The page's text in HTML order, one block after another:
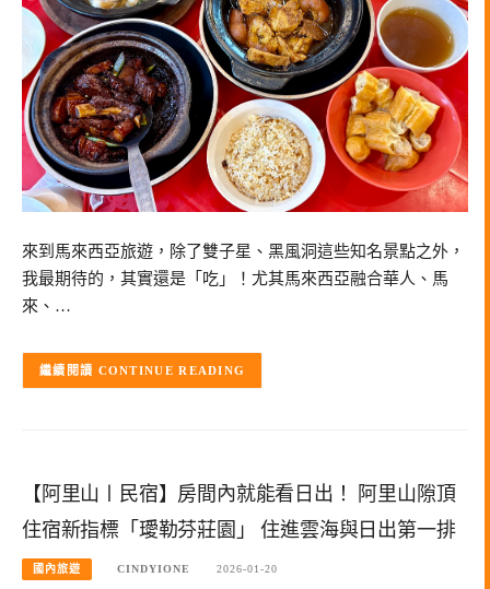
來到馬來西亞旅遊，除了雙子星、黑風洞這些知名景點之外，
我最期待的，其實還是「吃」！尤其馬來西亞融合華人、馬
來、…
CONTINUE READING
【阿里山〡民宿】房間內就能看日出！ 阿里山隙頂
住宿新指標「璦勒芬莊園」 住進雲海與日出第一排
國內旅遊 CINDYIONE 2026-01-20